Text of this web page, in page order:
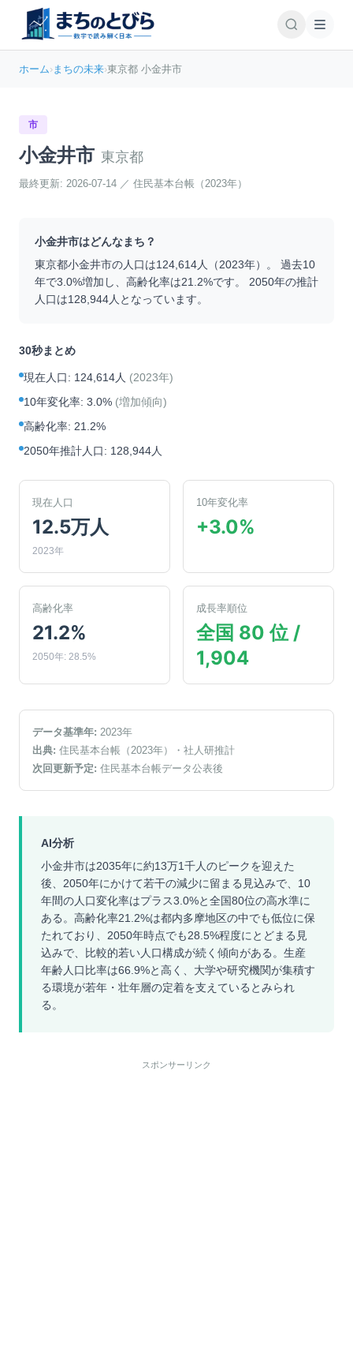
ホーム›まちの未来›東京都 小金井市
市
小金井市 東京都
最終更新: 2026-07-14 ／ 住民基本台帳（2023年）
小金井市はどんなまち？
東京都小金井市の人口は124,614人（2023年）。 過去10
年で3.0%増加 し、高齢化率は21.2%です。 2050年の推計
人口は128,944人となっています。
30秒まとめ
現在人口: 124,614人 (2023年)
10年変化率: 3.0% (増加傾向)
高齢化率: 21.2%
2050年推計人口: 128,944人
現在人口
12.5万人
2023年
10年変化率
+3.0%
高齢化率
21.2%
2050年: 28.5%
成長率順位
全国 80 位 /
1,904
データ基準年: 2023年
出典: 住民基本台帳（2023年）
・社人研推計
次回更新予定: 住民基本台帳データ公表後
AI分析
小金井市は2035年に約13万1千人のピークを迎えた
後、2050年にかけて若干の減少に留まる見込みで、10
年間の人口変化率はプラス3.0%と全国80位の高水準に
ある。高齢化率21.2%は都内多摩地区の中でも低位に保
たれており、2050年時点でも28.5%程度にとどまる見
込みで、比較的若い人口構成が続く傾向がある。生産
年齢人口比率は66.9%と高く、大学や研究機関が集積す
る環境が若年・壮年層の定着を支えているとみられ
る。
スポンサーリンク